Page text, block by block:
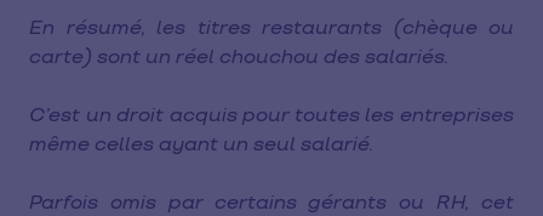
En résumé, les titres restaurants (chèque ou
carte) sont un réel chouchou des salariés.
C’est un droit acquis pour toutes les entreprises
même celles ayant un seul salarié.
Parfois omis par certains gérants ou RH, cet